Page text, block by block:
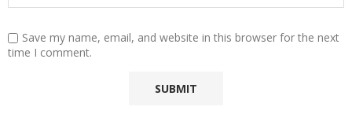
Save my name, email, and website in this browser for the next
time I comment.